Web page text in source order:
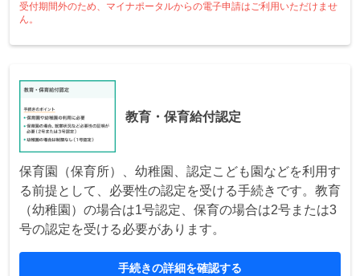
受付期間外のため、マイナポータルからの電子申請はご利用いただけませ
ん。
教育・保育給付認定
保育園（保育所）、幼稚園、認定こども園などを利用す
る前提として、必要性の認定を受ける手続きです。教育
（幼稚園）の場合は1号認定、保育の場合は2号または3
号の認定を受ける必要があります。
手続きの詳細を確認する